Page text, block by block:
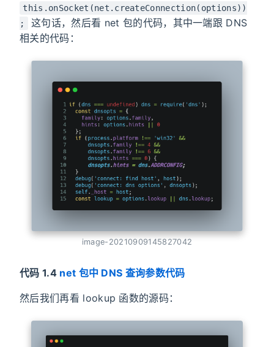
this.onSocket(net.createConnection(options))
;
这句话，然后看 net 包的代码，其中一端跟 DNS
相关的代码：
image-20210909145827042
代码 1.4 net 包中 DNS 查询参数代码
然后我们再看 lookup 函数的源码：